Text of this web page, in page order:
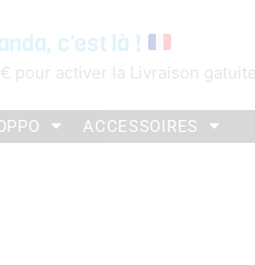
c'est là !
€ pour activer la Livraison gatuite!
ACCESSOIRES